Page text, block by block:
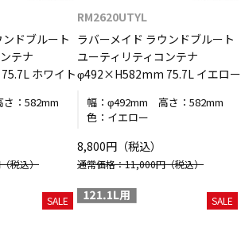
ドブルート
テナ
ホワイト
さ： 582mm
（税込）
RM2620UTYL
ラバーメイド ラウンドブルート
ユーティリティコンテナ
φ492×H582mm 75.7L イエロー
幅： φ492mm 高さ： 582mm
色： イエロー
8,800円（税込）
通常価格：11,000円（税込）
SALE SALE